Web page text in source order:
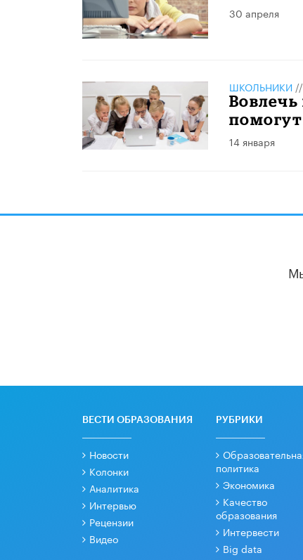
30 апреля
ШКОЛЬНИКИ //
14 января
ВЕСТИ ОБРАЗОВАНИЯ
Новости
Колонки
Аналитика
Интервью
Рецензии
Видео
РУБРИКИ
политика
Экономика
Качество
образования
Интервести
Big data